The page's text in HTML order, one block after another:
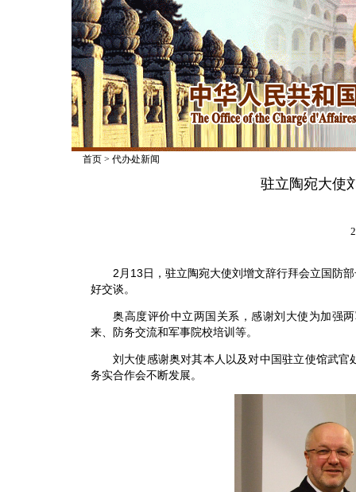
首页> 代办处新闻
驻立陶宛大使
2月13日，驻立陶宛大使刘增文辞行拜会立国防部
好交谈。
奥高度评价中立两国关系，感谢刘大使为加强两
来、防务交流和军事院校培训等。
刘大使感谢奥对其本人以及对中国驻立使馆武官
务实合作会不断发展。